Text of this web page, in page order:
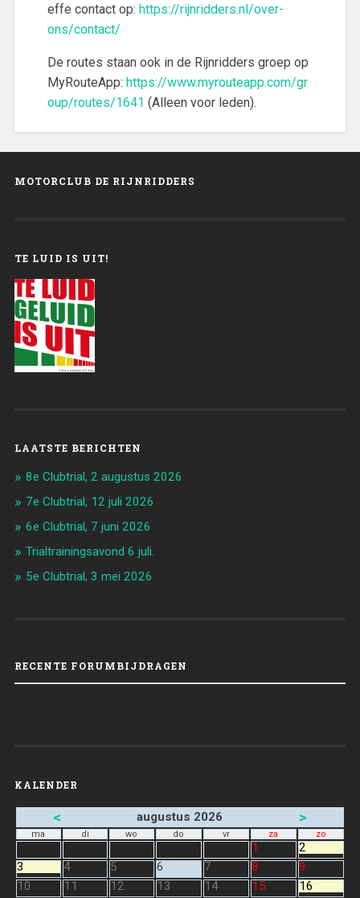
effe contact op:https://rijnridders.nl/over-
ons/contact/
De routes staan ook in de Rijnridders groep op
MyRouteApp:https://www.myrouteapp.com/gr
oup/routes/1641 (Alleen voor leden).
MOTORCLUB DE RIJNRIDDERS
TE LUID IS UIT!
LAATSTE BERICHTEN
8e Clubtrial, 2 augustus 2026
7e Clubtrial, 12 juli 2026
6e Clubtrial, 7 juni 2026
Trialtrainingsavond 6 juli.
5e Clubtrial, 3 mei 2026
RECENTE FORUMBIJDRAGEN
KALENDER
< augustus 2026 >
ma di wo do vr za zo
1
2
3
4 5 6 7 8
9
10
11 12 13 14 15
16